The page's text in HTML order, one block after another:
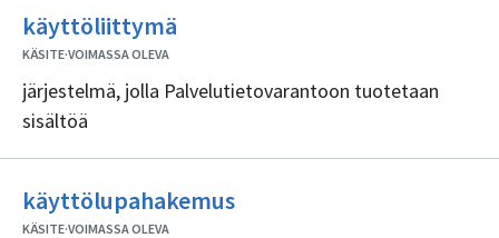
käyttöliittymä
KÄSITE·VOIMASSA OLEVA
järjestelmä, jolla Palvelutietovarantoon tuotetaan
sisältöä
käyttölupahakemusEi
sisällöntuottajia
KÄSITE·VOIMASSA OLEVA